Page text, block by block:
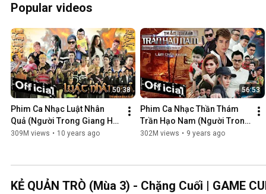
Popular videos
50:38
Phim Ca Nhạc Luật Nhân
Quả (Người Trong Giang Hồ
4) - Lâm Chấn Khang 2016
309M views • 10 years ago
56:53
Phim Ca Nhạc Thần Thám
Trần Hạo Nam (Người Trong
Giang Hồ 5) - Lâm Chấn
302M views • 9 years ago
KẺ QUẢN TRÒ (Mùa 3) - Chặng Cuối | GAME